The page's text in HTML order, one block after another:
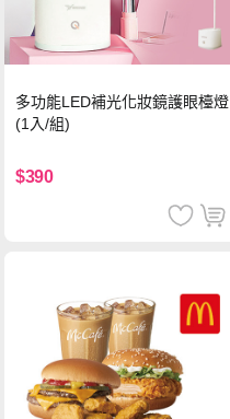
多功能LED補光化妝鏡護眼檯燈
(1入/組)
$390